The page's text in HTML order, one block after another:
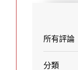
所有評論
分類